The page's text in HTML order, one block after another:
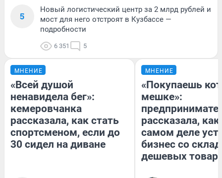
5
Новый логистический центр за 2 млрд рублей и
мост для него отстроят в Кузбассе —
подробности
6 351 5
МНЕНИЕ
«Всей душой
ненавидела бег»:
кемеровчанка
рассказала, как стать
спортсменом, если до
30 сидел на диване
МНЕНИЕ
«Покупаешь
мешке»:
рассказала, как
самом деле
бизнес со
дешевых